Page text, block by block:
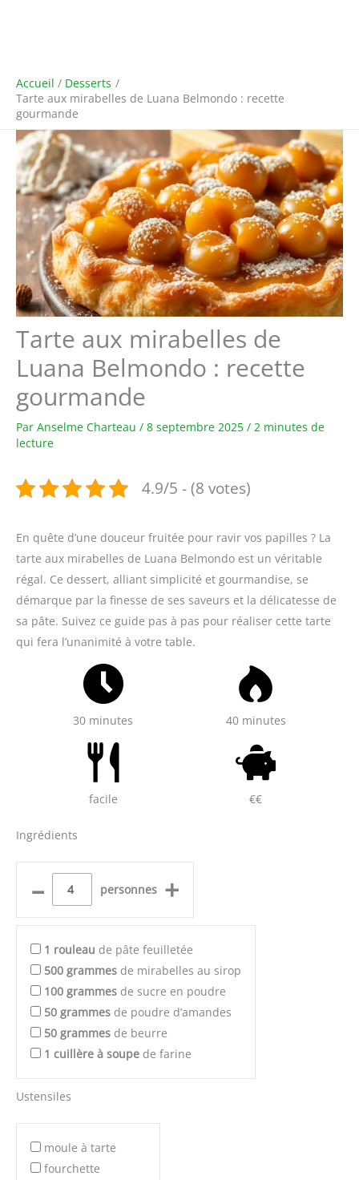
Accueil
Desserts
Tarte aux mirabelles de Luana Belmondo : recette
gourmande
Tarte aux mirabelles de
Luana Belmondo : recette
gourmande
Par Anselme Charteau / 8 septembre 2025 / 2 minutes de
lecture
4.9/5 - (8 votes)
En quête d’une douceur fruitée pour ravir vos papilles ? La
tarte aux mirabelles de Luana Belmondo est un véritable
régal. Ce dessert, alliant simplicité et gourmandise, se
démarque par la finesse de ses saveurs et la délicatesse de
sa pâte. Suivez ce guide pas à pas pour réaliser cette tarte
qui fera l’unanimité à votre table.
30 minutes 40 minutes
facile €€
Ingrédients
– personnes +
1 rouleau de pâte feuilletée
500 grammes de mirabelles au sirop
100 grammes de sucre en poudre
50 grammes de poudre d’amandes
50 grammes de beurre
1 cuillère à soupe de farine
Ustensiles
moule à tarte
fourchette